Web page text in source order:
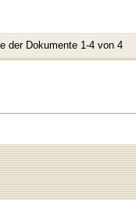
der Dokumente 1-4 von 4